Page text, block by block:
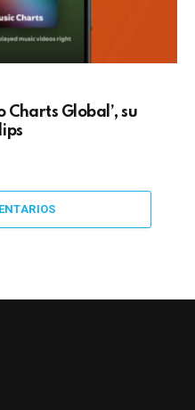
Charts Global’, su